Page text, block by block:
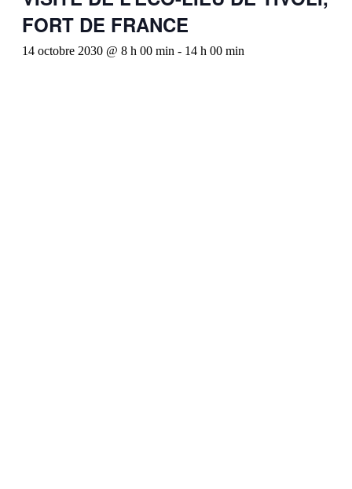
FORT DE FRANCE
14 octobre 2030 @ 8 h 00 min - 14 h 00 min